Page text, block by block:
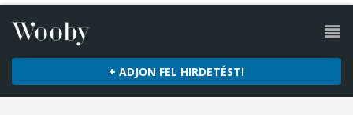
+ ADJON FEL HIRDETÉST!